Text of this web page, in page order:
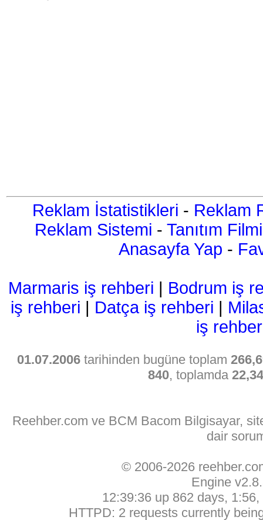
Reklam İstatistikleri - Reklam
Reklam Sistemi - Tanıtım Filmi
Anasayfa Yap -
Marmaris iş rehberi | Bodrum iş
iş rehberi | Datça iş rehberi |
iş
01.07.2006 tarihinden bugüne toplam
840, toplamda
Reehber.com ve BCM Bacom Bilgisayar,
dair
© 2006-2026
Engine
12:39:36 up 862 days,
HTTPD: 2 requests currently